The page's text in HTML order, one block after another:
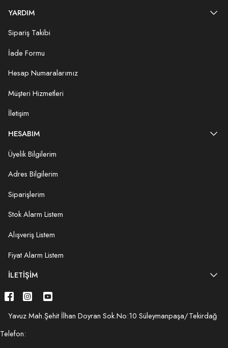
YARDIM
Sipariş Takibi
İade Formu
Hesap Numaralarımız
Müşteri Hizmetleri
İletişim
HESABIM
Üyelik Bilgilerim
Adres Bilgilerim
Siparişlerim
Stok Alarm Listem
Alışveriş Listem
Fiyat Alarm Listem
İLETIŞIM
Yavuz Mah.Şehit İlhan Doyran Sok.No:10 Süleymanpaşa/Tekirdağ
Telefon: